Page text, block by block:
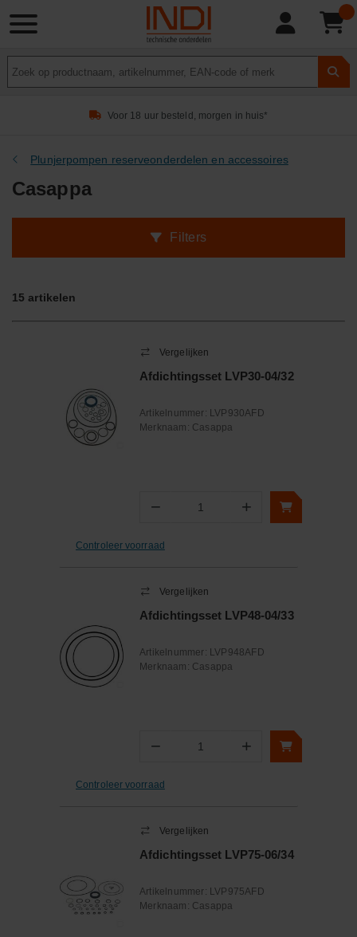
Voor 18 uur besteld, morgen in huis*
Plunjerpompen reserveonderdelen en accessoires
Casappa
Filters
15 artikelen
Vergelijken
Afdichtingsset LVP30-04/32
Artikelnummer: LVP930AFD
Merknaam: Casappa
− Aantal +
Controleer voorraad
Vergelijken
Afdichtingsset LVP48-04/33
Artikelnummer: LVP948AFD
Merknaam: Casappa
− Aantal +
Controleer voorraad
Vergelijken
Afdichtingsset LVP75-06/34
Artikelnummer: LVP975AFD
Merknaam: Casappa